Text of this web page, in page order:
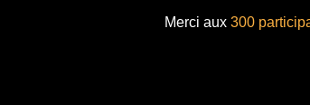
Merci aux 300